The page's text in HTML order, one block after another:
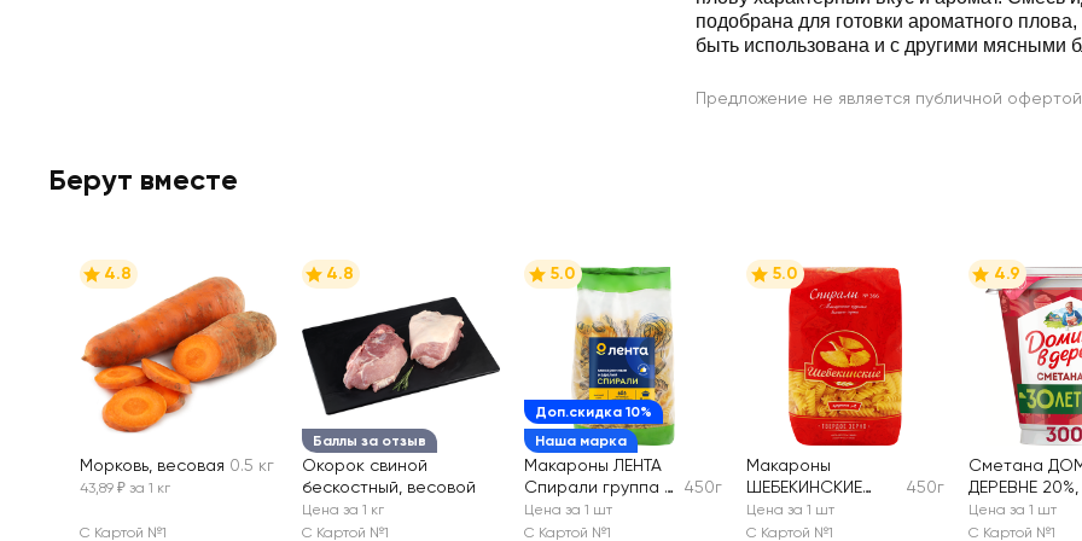
подобрана для готовки ароматного
быть использована и с другими мясными
Предложение не является публичной офертой
Берут вместе
4.8
Морковь, весовая 0.5 кг
43,89 ₽ за 1 кг
С Картой №1
Баллы за отзыв
4.8
Окорок свиной
бескостный, весовой
Цена за 1 кг
С Картой №1
Доп.скидка 10%
Наша марка
5.0
Макароны ЛЕНТА
Спирали группа А,
высший сорт
450г
Цена за 1 шт
С Картой №1
5.0
Макароны
ШЕБЕКИНСКИЕ
Спирали группа А,
высший сорт
450г
Цена за 1 шт
С Картой №1
4.9
Сметана
ДЕРЕВНЕ 20%,
змж
Цена за 1 шт
С Картой №1